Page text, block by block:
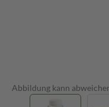
Abbildung kann